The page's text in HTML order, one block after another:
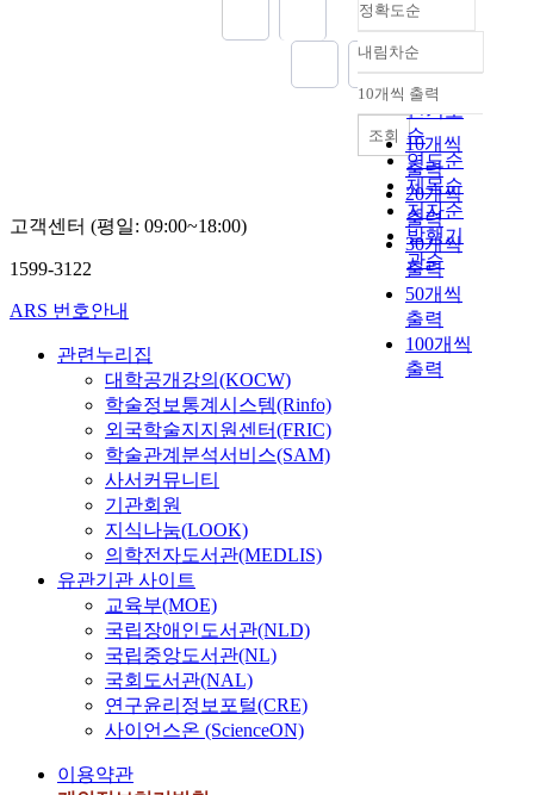
정확도순
정확도
순
인기도
순
연도순
제목순
저자순
발행기
관순
내림차순
내림차순
10개씩 출력
10개씩
출력
20개씩
출력
30개씩
출력
50개씩
출력
100개씩
출력
조회
고객센터 (평일: 09:00~18:00)
1599-3122
ARS 번호안내
관련누리집
대학공개강의(KOCW)
학술정보통계시스템(Rinfo)
외국학술지지원센터(FRIC)
학술관계분석서비스(SAM)
사서커뮤니티
기관회원
지식나눔(LOOK)
의학전자도서관(MEDLIS)
유관기관 사이트
교육부(MOE)
국립장애인도서관(NLD)
국립중앙도서관(NL)
국회도서관(NAL)
연구윤리정보포털(CRE)
사이언스온 (ScienceON)
이용약관